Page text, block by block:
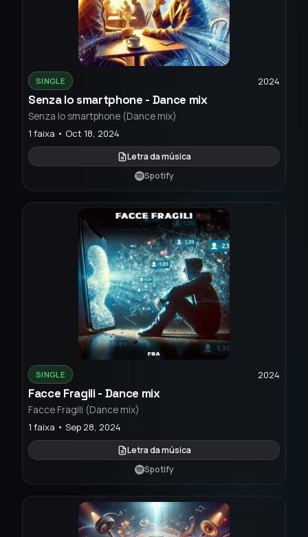
SINGLE 2024
Senza lo smartphone - Dance mix
Senza lo smartphone (Dance mix)
1 faixa • Oct 18, 2024
Letra da música
Spotify
SINGLE 2024
Facce Fragili - Dance mix
Facce Fragili (Dance mix)
1 faixa • Sep 28, 2024
Letra da música
Spotify